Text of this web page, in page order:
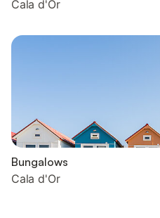
Cala d'Or
Bungalows
Cala d'Or